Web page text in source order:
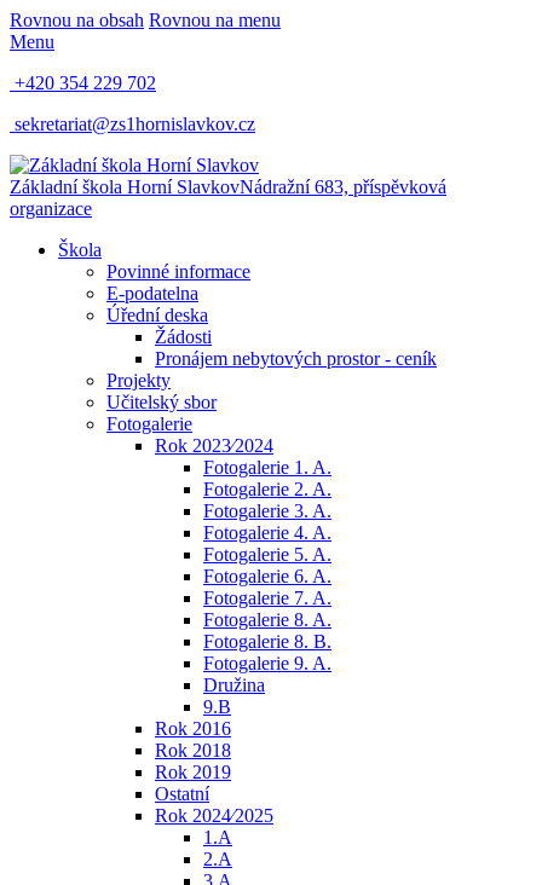
Rovnou na obsah Rovnou na menu
Menu
+420 354 229 702
sekretariat@zs1hornislavkov.cz
Základní škola Horní SlavkovNádražní 683, příspěvková
organizace
Škola
Povinné informace
E-podatelna
Úřední deska
Žádosti
Pronájem nebytových prostor - ceník
Projekty
Učitelský sbor
Fotogalerie
Rok 2023⁄2024
Fotogalerie 1. A.
Fotogalerie 2. A.
Fotogalerie 3. A.
Fotogalerie 4. A.
Fotogalerie 5. A.
Fotogalerie 6. A.
Fotogalerie 7. A.
Fotogalerie 8. A.
Fotogalerie 8. B.
Fotogalerie 9. A.
Družina
9.B
Rok 2016
Rok 2018
Rok 2019
Ostatní
Rok 2024⁄2025
1.A
2.A
3.A